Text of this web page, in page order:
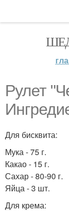
Рулет
Для бисквита:
Мука - 75 г.
Какао - 15 г.
Сахар - 80-90 г.
Яйца - 3 шт.
Для крема: